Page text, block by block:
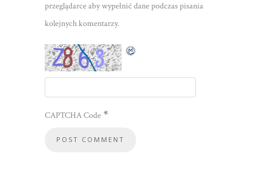
przeglądarce aby wypełnić dane podczas pisania
kolejnych komentarzy.
CAPTCHA Code *